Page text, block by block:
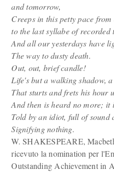
and tomorrow,
Creeps in this petty pace from
to the last syllabe of recorded
And all our yesterdays have
The way to dusty death.
Out, out, brief candle!
Life's but a walking shadow,
That sturts and frets his hour
And then is heard no more; it
Told by an idiot, full of sound
Signifying nothing.
W. SHAKESPEARE,
ricevuto la nomination per
Outstanding Achievement in